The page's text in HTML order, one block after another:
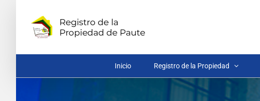
contenido
Inicio Registro de la Propiedad